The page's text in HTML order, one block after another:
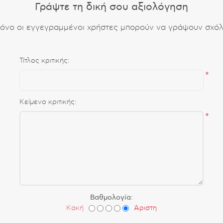
Γράψτε τη δική σου αξιολόγηση
οι εγγεγραμμένοι χρήστες μπορούν να γράψουν
Τίτλος κριτικής:
*
Κείμενο κριτικής:
*
Βαθμολογία:
Κακή Άριστη